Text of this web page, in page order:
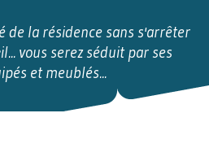
de la résidence sans s'arrêter
vous serez séduit par ses
et meublés...